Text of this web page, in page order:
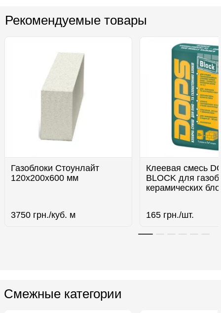
Рекомендуемые товары
Газоблоки Стоунлайт
120x200x600 мм
3750 грн./куб. м
Клеевая смесь
BLOCK для
керамических
165 грн./шт.
Смежные категории